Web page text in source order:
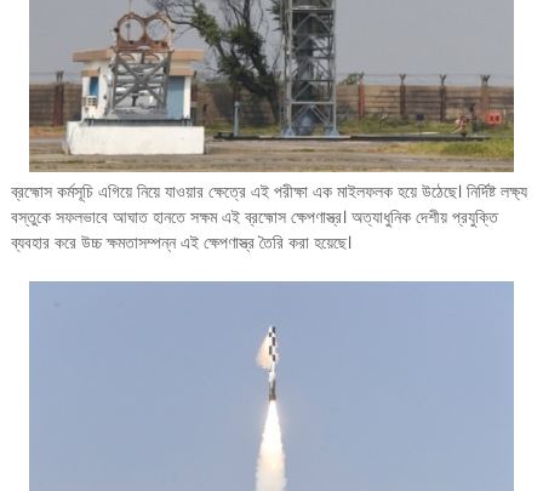
ব্রহ্মোস কর্মসূচি এগিয়ে নিয়ে যাওয়ার ক্ষেত্রে এই পরীক্ষা এক মাইলফলক হয়ে উঠেছে। নির্দিষ্ট লক্ষ্য
বস্তুকে সফলভাবে আঘাত হানতে সক্ষম এই ব্রহ্মোস ক্ষেপণাস্ত্র। অত্যাধুনিক দেশীয় প্রযুক্তি
ব্যবহার করে উচ্চ ক্ষমতাসম্পন্ন এই ক্ষেপণাস্ত্র তৈরি করা হয়েছে।